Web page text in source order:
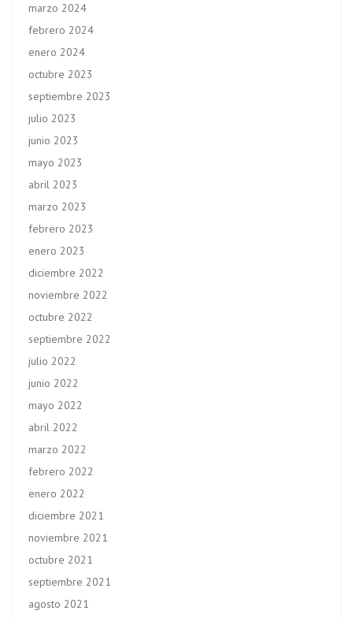
marzo 2024
febrero 2024
enero 2024
octubre 2023
septiembre 2023
julio 2023
junio 2023
mayo 2023
abril 2023
marzo 2023
febrero 2023
enero 2023
diciembre 2022
noviembre 2022
octubre 2022
septiembre 2022
julio 2022
junio 2022
mayo 2022
abril 2022
marzo 2022
febrero 2022
enero 2022
diciembre 2021
noviembre 2021
octubre 2021
septiembre 2021
agosto 2021